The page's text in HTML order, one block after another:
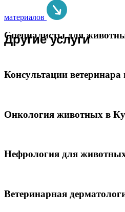
материалов
Другие услуги
Специалисты для
Консультации
Онкология животных в
Нефрология для
Ветеринарная